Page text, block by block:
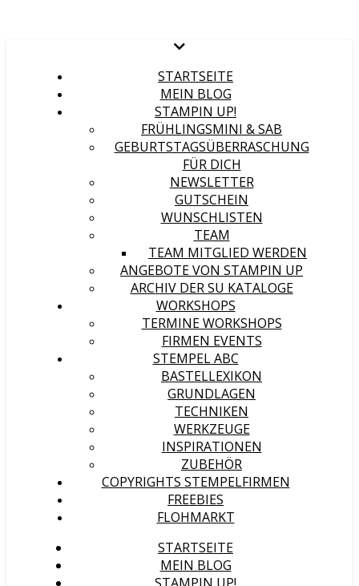
STARTSEITE
MEIN BLOG
STAMPIN UP!
FRÜHLINGSMINI & SAB
GEBURTSTAGSÜBERRASCHUNG
FÜR DICH
NEWSLETTER
GUTSCHEIN
WUNSCHLISTEN
TEAM
TEAM MITGLIED WERDEN
ANGEBOTE VON STAMPIN UP
ARCHIV DER SU KATALOGE
WORKSHOPS
TERMINE WORKSHOPS
FIRMEN EVENTS
STEMPEL ABC
BASTELLEXIKON
GRUNDLAGEN
TECHNIKEN
WERKZEUGE
INSPIRATIONEN
ZUBEHÖR
COPYRIGHTS STEMPELFIRMEN
FREEBIES
FLOHMARKT
STARTSEITE
MEIN BLOG